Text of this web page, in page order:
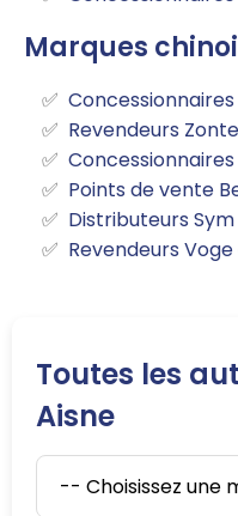
Marques
Revendeurs
Points de vente
Distributeurs
Revendeurs
Toutes les
Aisne